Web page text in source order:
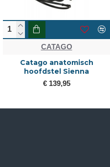
CATAGO
Catago anatomisch
hoofdstel Sienna
€ 139,95